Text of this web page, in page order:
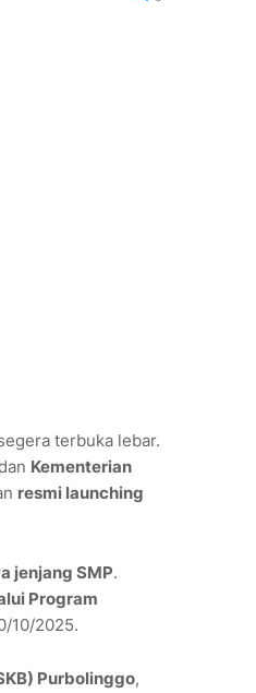
terbuka lebar.
Kementerian
resmi launching
jenjang SMP.
Program
10/2025.
Purbolinggo,